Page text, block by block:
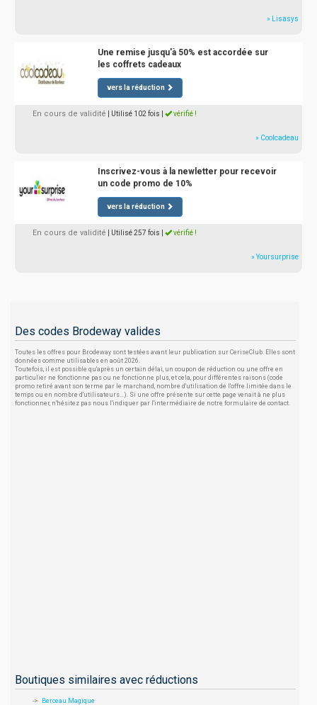
» Lisasys
Une remise jusqu'à 50% est accordée sur
les coffrets cadeaux
vers la réduction
En cours de validité | Utilisé 102 fois vérifié !
» Coolcadeau
Inscrivez-vous à la newletter pour recevoir
un code promo de 10%
vers la réduction
En cours de validité | Utilisé 257 fois vérifié !
» Yoursurprise
Des codes Brodeway valides
Toutes les offres pour Brodeway sont testées avant leur publication sur CeriseClub. Elles sont
données comme utilisables en août 2026.
Toutefois, il est possible qu'après un certain délai, un coupon de réduction ou une offre en
particulier ne fonctionne pas ou ne fonctionne plus, et cela, pour différentes raisons (code
promo retiré avant son terme par le marchand, nombre d'utilisation de l'offre limitée dans le
temps ou en nombre d'utilisateurs...). Si une offre présente sur cette page venait à ne plus
fonctionner, n'hésitez pas nous l'indiquer par l'intermédiaire de notre formulaire de contact.
Boutiques similaires avec réductions
Berceau Magique